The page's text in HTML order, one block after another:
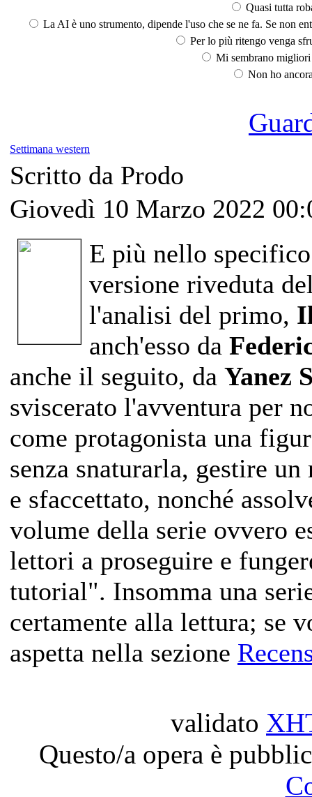
Quasi tutta
La AI è uno strumento, dipende l'uso che se ne fa. Se non
Per lo più ritengo venga
Mi sembrano
Non ho
Settimana western
Scritto da Prodo
Giovedì 10 Marzo 2022
E più nello
versione riveduta
l'analisi del primo,
anch'esso da
anche il seguito, da Yanez
sviscerato l'avventura per
come protagonista una
senza snaturarla, gestire
e sfaccettato, nonché
volume della serie ovvero
lettori a proseguire e
tutorial". Insomma una
certamente alla lettura; se
aspetta nella sezione
validato
Questo/a opera è